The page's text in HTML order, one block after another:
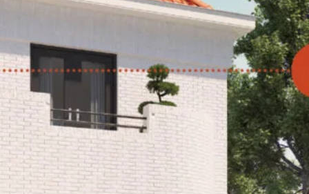
Een karaktervolle villa, opnieuw tot
Vijf woningen, vijf eigen verhalen
Klassiek karakter, modern comfort
Duurzaam tot in detail
Wonen op een van de beste plekken
Heemstede
Uw keuken, volledig naar eigen smaak
Plan uw bezichtiging